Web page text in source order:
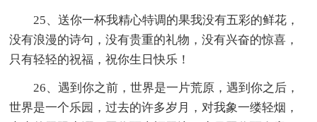
25、送你一杯我精心特调的果我没有五彩的鲜花，
没有浪漫的诗句，没有贵重的礼物，没有兴奋的惊喜，
只有轻轻的祝福，祝你生日快乐！
26、遇到你之前，世界是一片荒原，遇到你之后，
世界是一个乐园，过去的许多岁月，对我象一缕轻烟，